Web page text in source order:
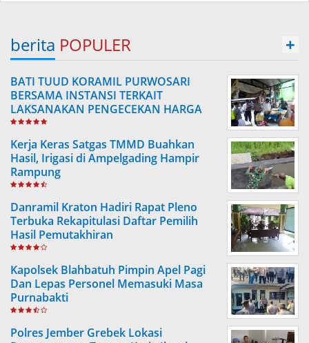
berita POPULER +
BATI TUUD KORAMIL PURWOSARI
BERSAMA INSTANSI TERKAIT
LAKSANAKAN PENGECEKAN HARGA
SEMBAKO
Kerja Keras Satgas TMMD Buahkan
Hasil, Irigasi di Ampelgading Hampir
Rampung
Danramil Kraton Hadiri Rapat Pleno
Terbuka Rekapitulasi Daftar Pemilih
Hasil Pemutakhiran
Kapolsek Blahbatuh Pimpin Apel Pagi
Dan Lepas Personel Memasuki Masa
Purnabakti
Polres Jember Grebek Lokasi